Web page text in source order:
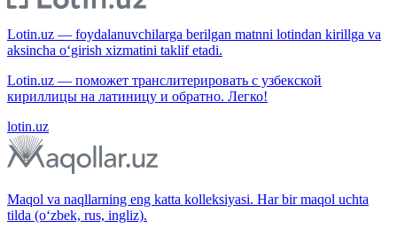
Lotin.uz — foydalanuvchilarga berilgan matnni lotindan kirillga va
aksincha o‘girish xizmatini taklif etadi.
Lotin.uz — поможет транслитерировать с узбекской
кириллицы на латиницу и обратно. Легко!
lotin.uz
Maqol va naqllarning eng katta kolleksiyasi. Har bir maqol uchta
tilda (o‘zbek, rus, ingliz).